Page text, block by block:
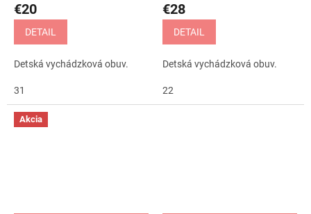
€20
DETAIL
Detská vychádzková obuv.
31
€28
DETAIL
Detská vychádzková obuv.
22
Akcia